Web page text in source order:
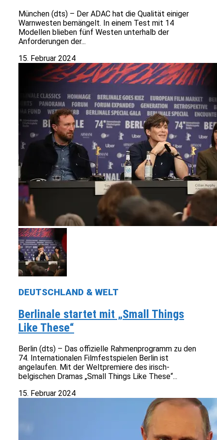
München (dts) – Der ADAC hat die Qualität einiger
Warnwesten bemängelt. In einem Test mit 14
Modellen blieben fünf Westen unterhalb der
Anforderungen der...
15. Februar 2024
DEUTSCHLAND & WELT
Berlinale startet mit „Small Things
Like These“
Berlin (dts) – Das offizielle Rahmenprogramm zu den
74. Internationalen Filmfestspielen Berlin ist
angelaufen. Mit der Weltpremiere des irisch-
belgischen Dramas „Small Things Like These“...
15. Februar 2024